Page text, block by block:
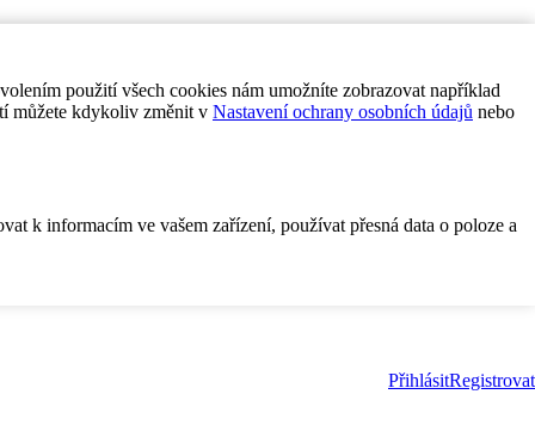
použití všech cookies nám umožníte zobrazovat například
můžete kdykoliv změnit v Nastavení ochrany osobních údajů nebo
k informacím ve vašem zařízení, používat přesná data o poloze a
PřihlásitRegistrovat